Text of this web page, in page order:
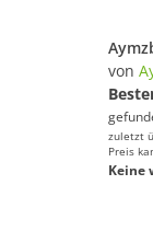
von
zuletzt
Preis
Keine